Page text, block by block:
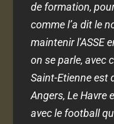
de formation,
comme l’a dit le
maintenir l'ASSE
on se parle, avec
Saint-Etienne est
Angers, Le Havre
avec le football